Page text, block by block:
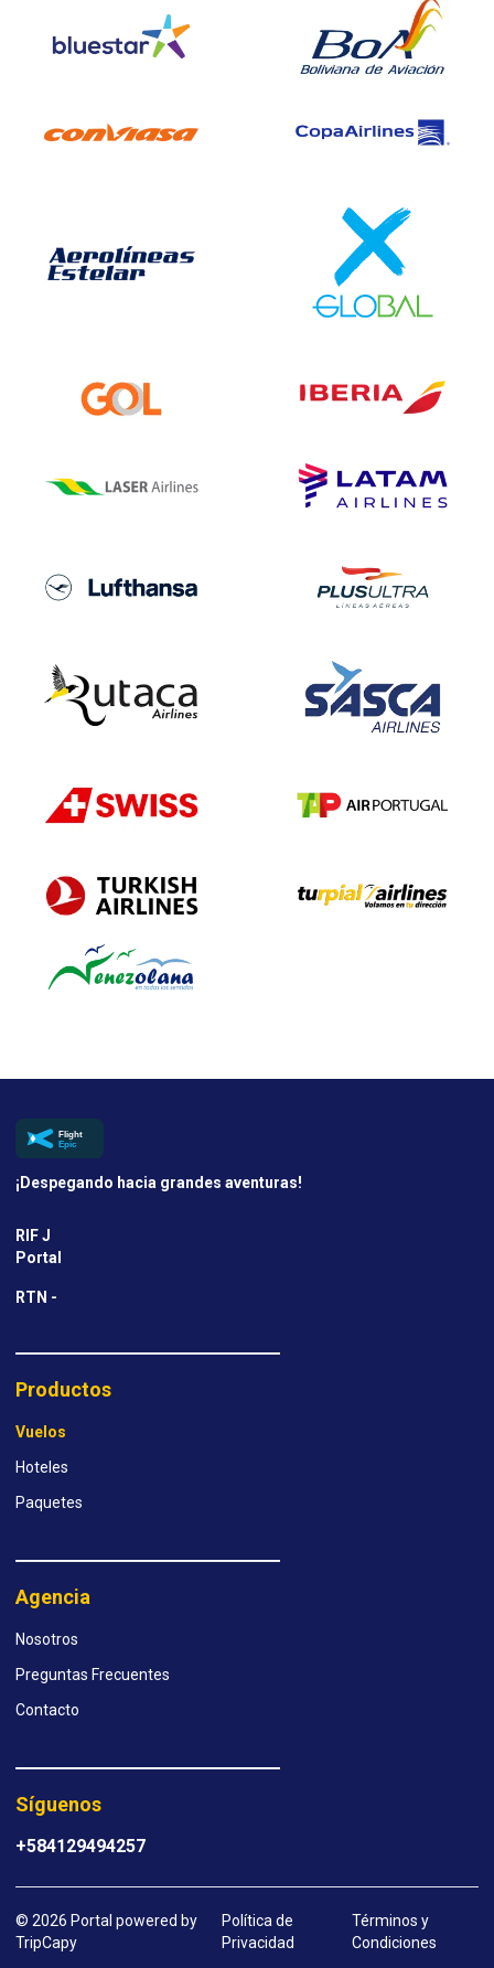
¡Despegando hacia grandes aventuras!
RIF J
Portal
RTN -
Productos
Vuelos
Hoteles
Paquetes
Agencia
Nosotros
Preguntas Frecuentes
Contacto
Síguenos
+584129494257
© 2026 Portal powered by
TripCapy
Política de
Privacidad
Términos y
Condiciones